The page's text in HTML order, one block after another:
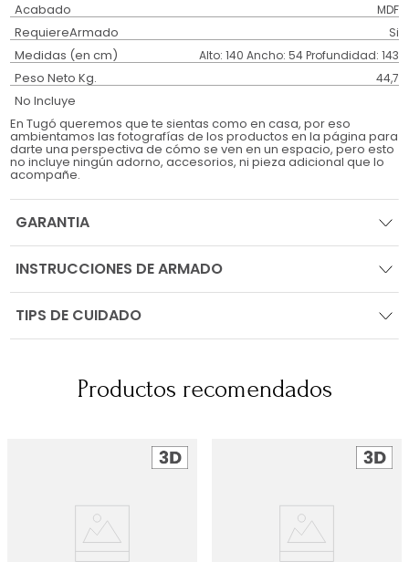
Acabado MDF
RequiereArmado Si
Medidas (en cm) Alto: 140 Ancho: 54 Profundidad: 143
Peso Neto Kg. 44,7
No Incluye
En Tugó queremos que te sientas como en casa, por eso
ambientamos las fotografías de los productos en la página para
darte una perspectiva de cómo se ven en un espacio, pero esto
no incluye ningún adorno, accesorios, ni pieza adicional que lo
acompañe.
GARANTIA
INSTRUCCIONES DE ARMADO
TIPS DE CUIDADO
Productos recomendados